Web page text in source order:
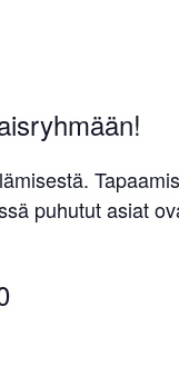
puhutut asiat